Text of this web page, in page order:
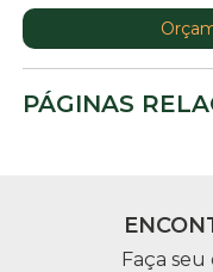
PÁGINAS
Faça